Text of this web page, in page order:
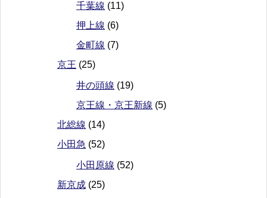
千葉線 (11)
押上線 (6)
金町線 (7)
京王 (25)
井の頭線 (19)
京王線・京王新線 (5)
北総線 (14)
小田急 (52)
小田原線 (52)
新京成 (25)